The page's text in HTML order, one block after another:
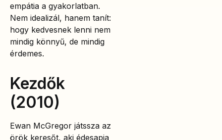
empátia a gyakorlatban.
Nem idealizál, hanem tanít:
hogy kedvesnek lenni nem
mindig könnyű, de mindig
érdemes.
Kezdők
(2010)
Ewan McGregor játssza az
örök keresőt, aki édesapja